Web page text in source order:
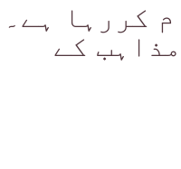
کررہا ہے۔
کے